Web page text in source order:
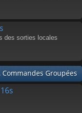
des sorties locales
Groupées